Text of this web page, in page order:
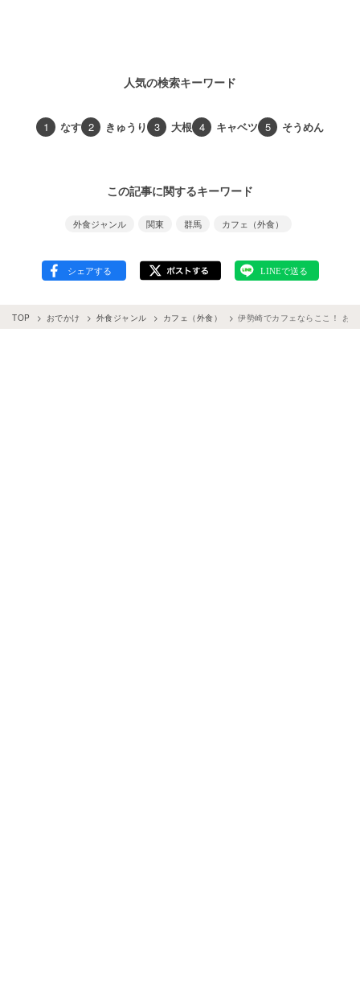
人気の検索キーワード
1 なす 2 きゅうり 3 大根 4 キャベツ 5 そうめん
この記事に関するキーワード
外食ジャンル 関東 群馬 カフェ（外食）
TOP おでかけ 外食ジャンル カフェ（外食） 伊勢崎でカフェならここ！ お